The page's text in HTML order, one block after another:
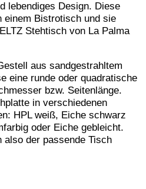
lebendiges Design. Diese
einem Bistrotisch und sie
Stehtisch von La Palma
aus sandgestrahltem
eine runde oder quadratische
bzw. Seitenlänge.
in verschiedenen
HPL weiß, Eiche schwarz
oder Eiche gebleicht.
der passende Tisch